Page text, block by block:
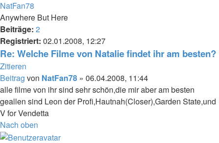
NatFan78
Anywhere But Here
Beiträge: 2
Registriert: 02.01.2008, 12:27
Re: Welche Filme von Natalie findet ihr am besten?
Zitieren
Beitrag von NatFan78 » 06.04.2008, 11:44
alle filme von ihr sind sehr schön,die mir aber am besten
geallen sind Leon der Profi,Hautnah(Closer),Garden State,und
V for Vendetta
Nach oben